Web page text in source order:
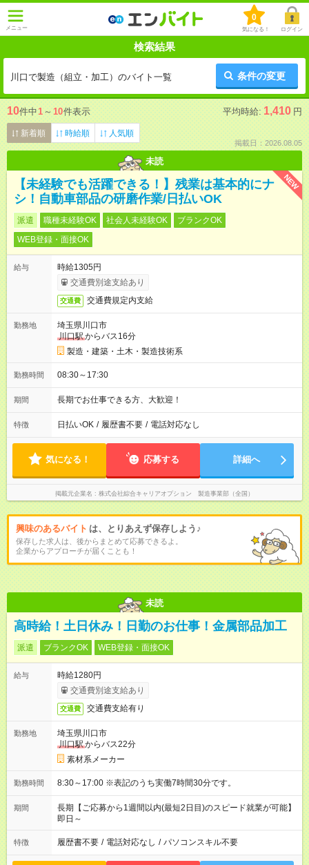
メニュー
0
気になる！ ログイン
検索結果
川口で製造（組立・加工）のバイト一覧 条件の変更
10件中1 ～ 10件表示 平均時給: 1,410 円
新着順 時給順 人気順
掲載日：2026.08.05
未読
NEW
【未経験でも活躍できる！】残業は基本的にナ
シ！自動車部品の研磨作業/日払いOK
派遣 職種未経験OK 社会人未経験OK
ブランクOK
WEB登録・面接OK
給与
時給1305円
交通費別途支給あり
交通費 交通費規定内支給
勤務地
埼玉県川口市
川口駅からバス16分
製造・建築・土木・製造技術系
勤務時間 08:30～17:30
期間 長期でお仕事できる方、大歓迎！
特徴 日払いOK / 履歴書不要 / 電話対応なし
気になる！ 応募する 詳細へ
掲載元企業名 株式会社綜合キャリアオプション 製造事業部（全国）
興味のあるバイト は、とりあえず保存しよう♪
保存した求人は、後からまとめて応募できるよ。
企業からアプローチが届くことも！
未読
高時給！土日休み！日勤のお仕事！金属部品加工
派遣 ブランクOK WEB登録・面接OK
給与
時給1280円
交通費別途支給あり
交通費 交通費支給有り
勤務地
埼玉県川口市
川口駅からバス22分
素材系メーカー
勤務時間 8:30～17:00 ※表記のうち実働7時間30分です。
期間
長期【ご応募から1週間以内(最短2日目)のスピード就業が可能】
即日～
特徴 履歴書不要 / 電話対応なし / パソコンスキル不要